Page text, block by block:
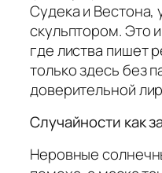
Судека и
скульптором. Это
где листва пишет
только здесь без
доверительной
Случайности как
Неровные